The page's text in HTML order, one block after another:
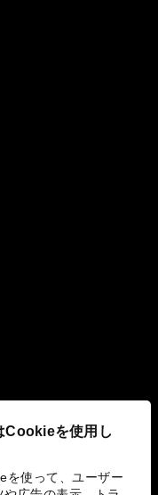
Cookieを使用し
を使って、ユーザー